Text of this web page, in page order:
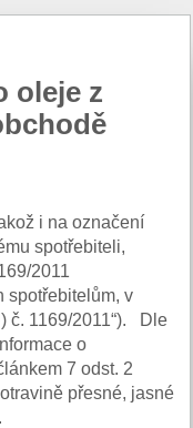
oleje z
i na označení
spotřebiteli,
2011
spotřebitelům, v
č. 1169/2011“). Dle
o
7 odst. 2
přesné, jasné